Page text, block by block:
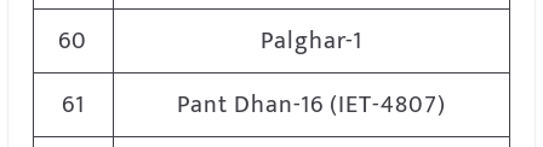
60
Palghar-1
61
Pant Dhan-16 (IET-4807)